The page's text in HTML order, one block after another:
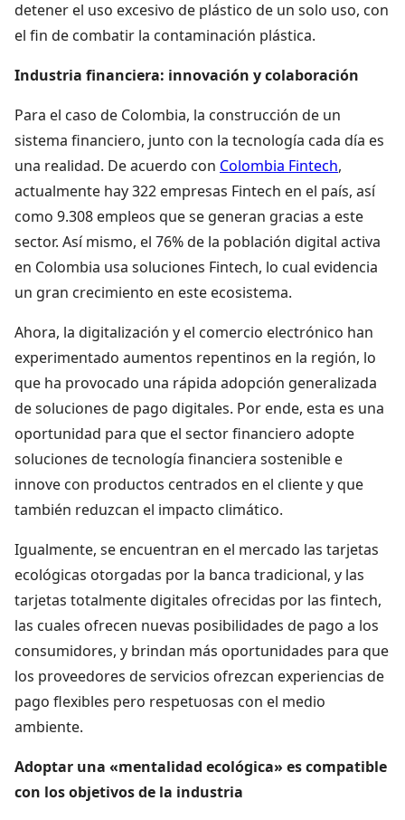
detener el uso excesivo de plástico de un solo uso, con
el fin de combatir la contaminación plástica.
Industria financiera: innovación y colaboración
Para el caso de Colombia, la construcción de un
sistema financiero, junto con la tecnología cada día es
una realidad. De acuerdo con Colombia Fintech,
actualmente hay 322 empresas Fintech en el país, así
como 9.308 empleos que se generan gracias a este
sector. Así mismo, el 76% de la población digital activa
en Colombia usa soluciones Fintech, lo cual evidencia
un gran crecimiento en este ecosistema.
Ahora, la digitalización y el comercio electrónico han
experimentado aumentos repentinos en la región, lo
que ha provocado una rápida adopción generalizada
de soluciones de pago digitales. Por ende, esta es una
oportunidad para que el sector financiero adopte
soluciones de tecnología financiera sostenible e
innove con productos centrados en el cliente y que
también reduzcan el impacto climático.
Igualmente, se encuentran en el mercado las tarjetas
ecológicas otorgadas por la banca tradicional, y las
tarjetas totalmente digitales ofrecidas por las fintech,
las cuales ofrecen nuevas posibilidades de pago a los
consumidores, y brindan más oportunidades para que
los proveedores de servicios ofrezcan experiencias de
pago flexibles pero respetuosas con el medio
ambiente.
Adoptar una «mentalidad ecológica» es compatible
con los objetivos de la industria